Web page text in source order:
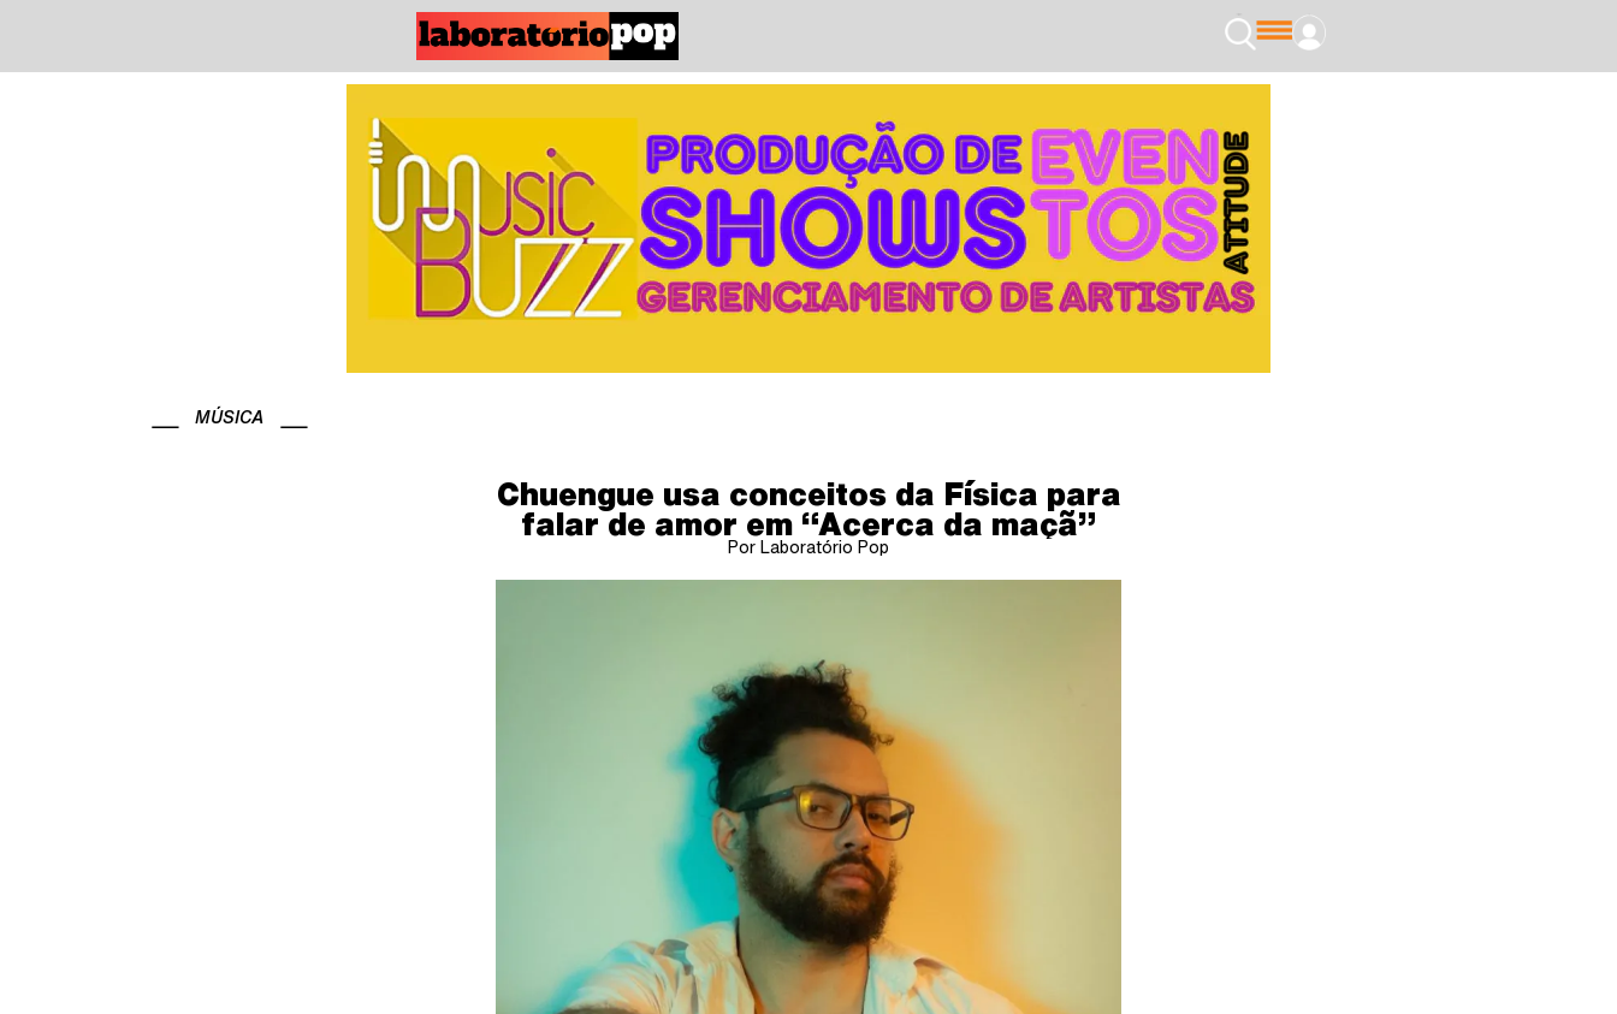
MÚSICA
Chuengue usa conceitos da Física para
falar de amor em “Acerca da maçã”
Por Laboratório Pop